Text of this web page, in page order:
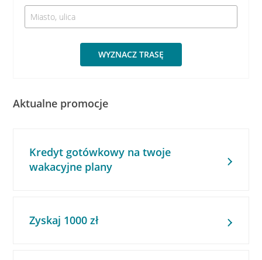
WYZNACZ TRASĘ
Aktualne promocje
Kredyt gotówkowy na twoje
wakacyjne plany
Zyskaj 1000 zł